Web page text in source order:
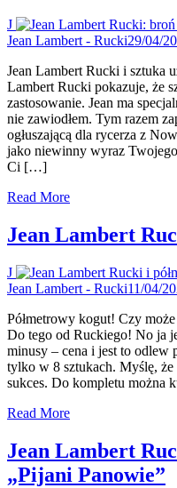
J
Jean Lambert - Rucki29/04/
Jean Lambert Rucki i sztuka
Lambert Rucki pokazuje, że
zastosowanie. Jean ma
nie zawiodłem. Tym razem
ogłuszającą dla rycerza z
jako niewinny wyraz
Ci […]
Read More
Jean Lambert
J
Jean Lambert - Rucki11/04/
Półmetrowy kogut! Czy
Do tego od Ruckiego! No ja
minusy – cena i jest to odlew
tylko w 8 sztukach. Myślę, że
sukces. Do kompletu można
Read More
Jean Lambert
„Pijani Panowie”